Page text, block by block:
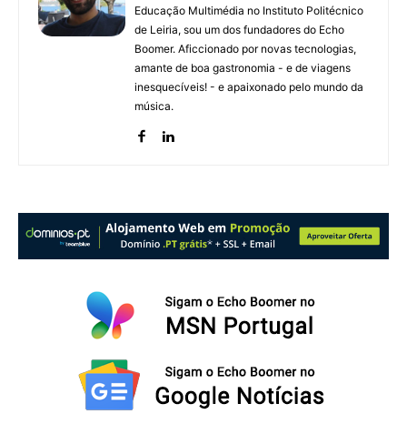
Educação Multimédia no Instituto Politécnico
de Leiria, sou um dos fundadores do Echo
Boomer. Aficcionado por novas tecnologias,
amante de boa gastronomia - e de viagens
inesquecíveis! - e apaixonado pelo mundo da
música.